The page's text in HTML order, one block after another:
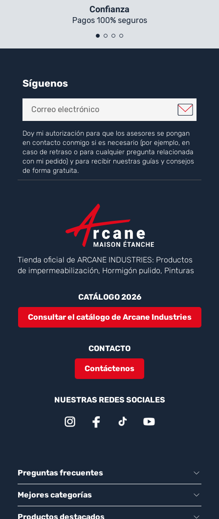
Confianza
Pagos 100% seguros
Síguenos
Doy mi autorización para que los asesores se pongan
en contacto conmigo si es necesario (por ejemplo, en
caso de retraso o para cualquier pregunta relacionada
con mi pedido) y para recibir nuestras guías y consejos
de forma gratuita.
Tienda oficial de ARCANE INDUSTRIES: Productos
de impermeabilización, Hormigón pulido, Pinturas
CATÁLOGO 2026
Consultar el catálogo de Arcane Industries
CONTACTO
Contáctenos
NUESTRAS REDES SOCIALES
Preguntas frecuentes
Mejores categorías
Productos destacados